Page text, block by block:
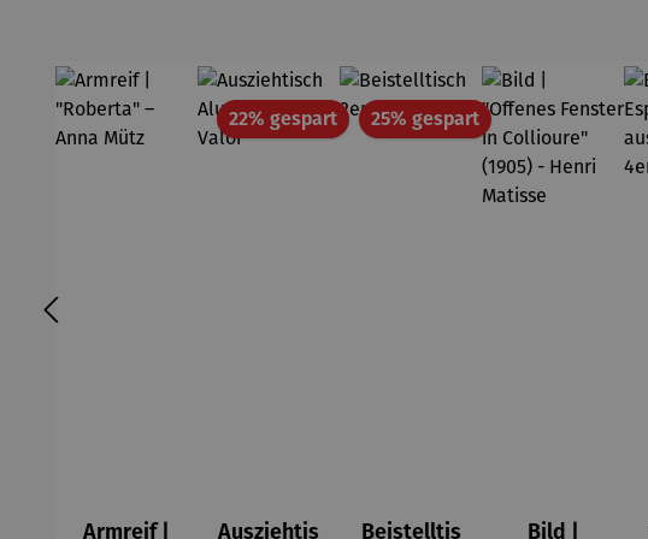
Armreif |
22% gespartRabatt
Ausziehtis
25% gespartRabatt
Beistelltis
Bild |